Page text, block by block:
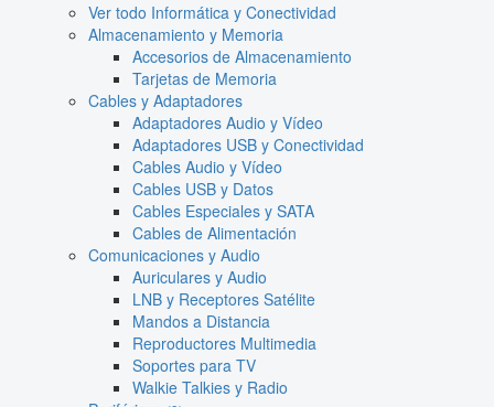
Ver todo Informática y Conectividad
Almacenamiento y Memoria
Accesorios de Almacenamiento
Tarjetas de Memoria
Cables y Adaptadores
Adaptadores Audio y Vídeo
Adaptadores USB y Conectividad
Cables Audio y Vídeo
Cables USB y Datos
Cables Especiales y SATA
Cables de Alimentación
Comunicaciones y Audio
Auriculares y Audio
LNB y Receptores Satélite
Mandos a Distancia
Reproductores Multimedia
Soportes para TV
Walkie Talkies y Radio